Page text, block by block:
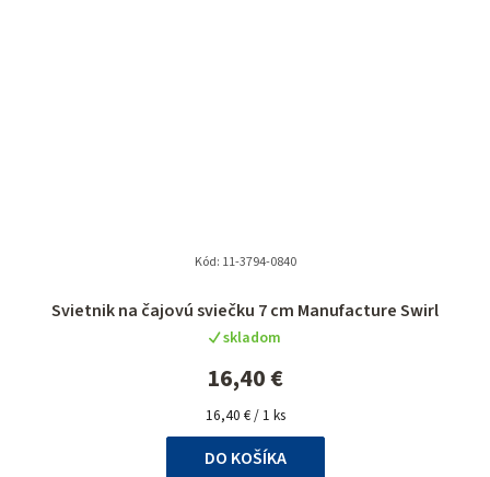
Svietnik na čajovú sviečku 7 cm Manufacture Swirl
hodnotenie
produktu
je
5,0
z
5
hviezdičiek.
skladom
16,40 €
Jednotková
cena:
16,40 € / 1 ks
DO KOŠÍKA
Kód: 11-3794-0840